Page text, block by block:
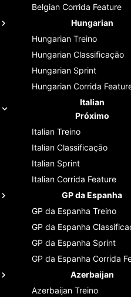
Belgian Corrida Feature
Hungarian
Hungarian Treino
Hungarian Classificaçāo
Hungarian Sprint
Hungarian Corrida
Italian
Próximo
Italian Treino
Italian Classificaçāo
Italian Sprint
Italian Corrida Feature
GP da Espanha
GP da Espanha Treino
GP da Espanha
GP da Espanha Sprint
GP da Espanha Corrida
Azerbaijan
Azerbaijan Treino